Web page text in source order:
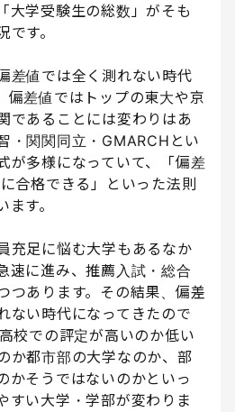
大学受験生の総数」がそも
す。
差値では全く測れない時代
偏差値ではトップの東大や京
であることには変わりはあ
・関関同立・GMARCHとい
が多様になっていて、「偏差
合格できる」といった法則
す。
充足に悩む大学もあるなか
速に進み、推薦入試・総合
つあります。その結果、偏差
ない時代になってきたので
校での評定が高いのか低い
か都市部の大学なのか、部
かそうではないのかといっ
すい大学・学部が変わりま